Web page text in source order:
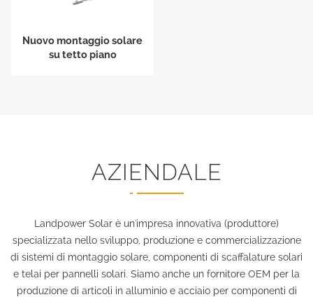
Nuovo montaggio solare
su tetto piano
AZIENDALE
Landpower Solar è un'impresa innovativa (produttore)
specializzata nello sviluppo, produzione e commercializzazione
di sistemi di montaggio solare, componenti di scaffalature solari
e telai per pannelli solari. Siamo anche un fornitore OEM per la
produzione di articoli in alluminio e acciaio per componenti di